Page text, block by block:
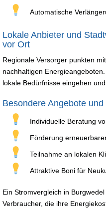
Automatische
Lokale Anbieter und
vor Ort
Regionale Versorger punkten
nachhaltigen
lokale Bedürfnisse eingehen
Besondere Angebote
Individuelle Beratung
Förderung
Teilnahme an lokalen
Attraktive Boni für
Ein Stromvergleich in
Verbraucher, die ihre